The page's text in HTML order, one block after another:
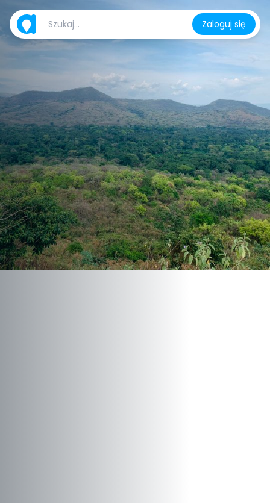
Zaloguj się